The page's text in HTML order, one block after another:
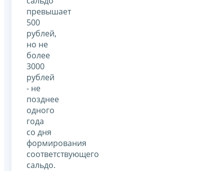
превышает
500
рублей,
но не
более
3000
рублей
- не
позднее
одного
года
со дня
формирования
соответствующего
сальдо.